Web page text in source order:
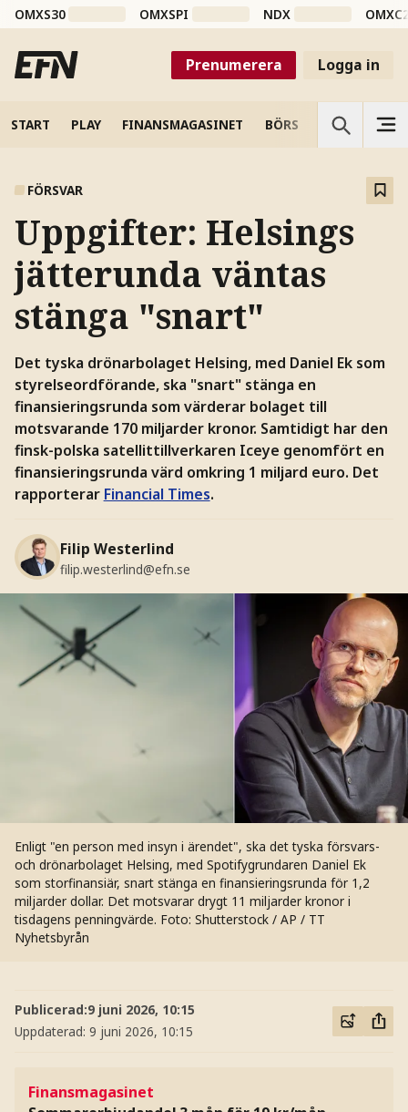
OMXS30 OMXSPI NDX
Prenumerera Logga in
START PLAY FINANSMAGASINET BÖRS VETENSKAP
FÖRSVAR
Uppgifter: Helsings
jätterunda väntas
stänga "snart"
Det tyska drönarbolaget Helsing, med Daniel Ek som
styrelseordförande, ska "snart" stänga en
finansieringsrunda som värderar bolaget till
motsvarande 170 miljarder kronor. Samtidigt har den
finsk-polska satellittillverkaren Iceye genomfört en
finansieringsrunda värd omkring 1 miljard euro. Det
rapporterar Financial Times.
Filip Westerlind
filip.westerlind@efn.se
Enligt "en person med insyn i ärendet", ska det tyska försvars-
och drönarbolaget Helsing, med Spotifygrundaren Daniel Ek
som storfinansiär, snart stänga en finansieringsrunda för 1,2
miljarder dollar. Det motsvarar drygt 11 miljarder kronor i
tisdagens penningvärde. Foto: Shutterstock / AP / TT
Nyhetsbyrån
Publicerad:9 juni 2026, 10:15
Uppdaterad: 9 juni 2026, 10:15
Finansmagasinet